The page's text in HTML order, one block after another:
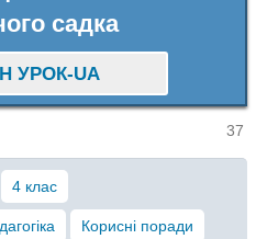
садка
УРОК-UA
37
4 клас
Корисні поради